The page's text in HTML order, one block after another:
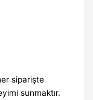
siparişte
sunmaktır.